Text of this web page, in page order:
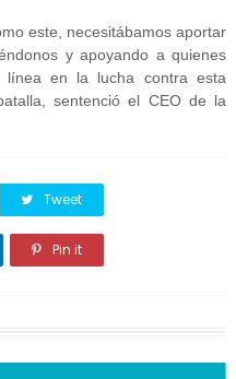
este, necesitábamos aportar
y apoyando a quienes
en la lucha contra esta
sentenció el CEO de la
Tweet
Pin it